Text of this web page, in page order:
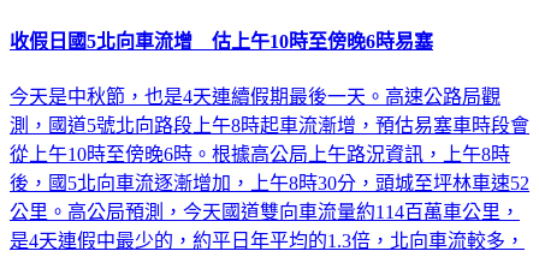
收假日國5北向車流增 估上午10時至傍晚6時易塞
今天是中秋節，也是4天連續假期最後一天。高速公路局觀
測，國道5號北向路段上午8時起車流漸增，預估易塞車時段會
從上午10時至傍晚6時。根據高公局上午路況資訊，上午8時
後，國5北向車流逐漸增加，上午8時30分，頭城至坪林車速52
公里。高公局預測，今天國道雙向車流量約114百萬車公里，
是4天連假中最少的，約平日年平均的1.3倍，北向車流較多，